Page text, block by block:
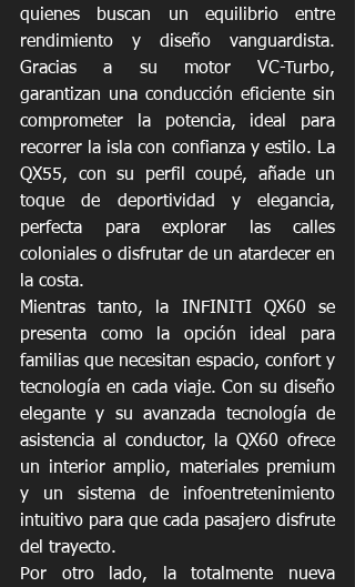
quienes buscan un equilibrio entre
rendimiento y diseño vanguardista.
Gracias a su motor VC-Turbo,
garantizan una conducción eficiente sin
comprometer la potencia, ideal para
recorrer la isla con confianza y estilo. La
QX55, con su perfil coupé, añade un
toque de deportividad y elegancia,
perfecta para explorar las calles
coloniales o disfrutar de un atardecer en
la costa.
Mientras tanto, la INFINITI QX60 se
presenta como la opción ideal para
familias que necesitan espacio, confort y
tecnología en cada viaje. Con su diseño
elegante y su avanzada tecnología de
asistencia al conductor, la QX60 ofrece
un interior amplio, materiales premium
y un sistema de infoentretenimiento
intuitivo para que cada pasajero disfrute
del trayecto.
Por otro lado, la totalmente nueva